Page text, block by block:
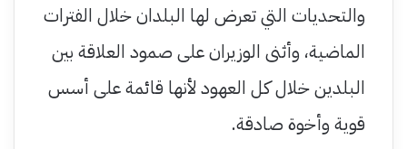
والتحديات التي تعرض لھا البلدان خلال الفترات
الماضية، وأثنى الوزيران على صمود العلاقة بين
البلدين خلال كل العھود لأنھا قائمة على أسس
قوية وأخوة صادقة.